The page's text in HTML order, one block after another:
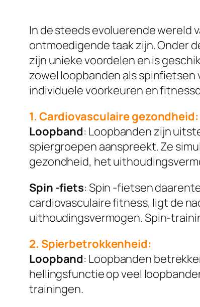
In de steeds evoluerende wereld
ontmoedigende taak zijn. Onder
zijn unieke voordelen en is
zowel loopbanden als spinfietsen
individuele voorkeuren en
1. Cardiovasculaire gezondheid:
Loopband: Loopbanden zijn
spiergroepen aanspreekt. Ze
gezondheid, het
Spin -fiets: Spin -fietsen
cardiovasculaire fitness, ligt de
uithoudingsvermogen. Spin-
2. Spierbetrokkenheid:
Loopband: Loopbanden
hellingsfunctie op veel
trainingen.